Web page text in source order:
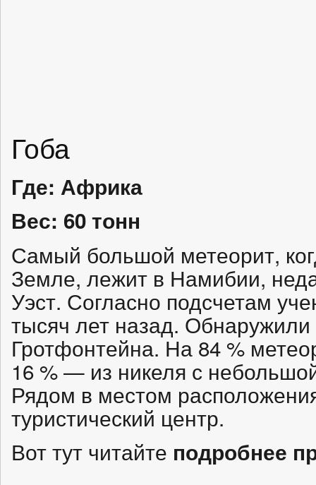
Гоба
Где: Африка
Вес: 60 тонн
Самый большой метеорит,
Земле, лежит в Намибии,
Уэст. Согласно подсчетам
тысяч лет назад. Обнаружили
Гротфонтейна. На 84 %
16 % — из никеля с
Рядом в местом
туристический центр.
Вот тут читайте подробнее